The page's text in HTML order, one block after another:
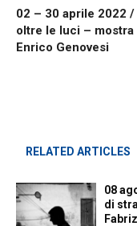
02 – 30 aprile 2022 /
oltre le luci – mostra
Enrico Genovesi
RELATED ARTICLES
08
di